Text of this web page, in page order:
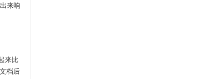
来响
来比
档后